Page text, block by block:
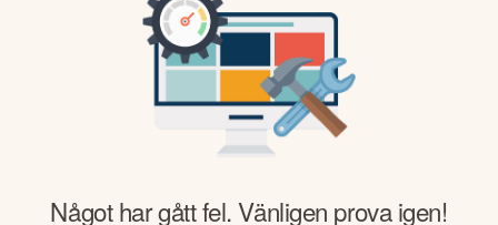
Något har gått fel. Vänligen prova igen!